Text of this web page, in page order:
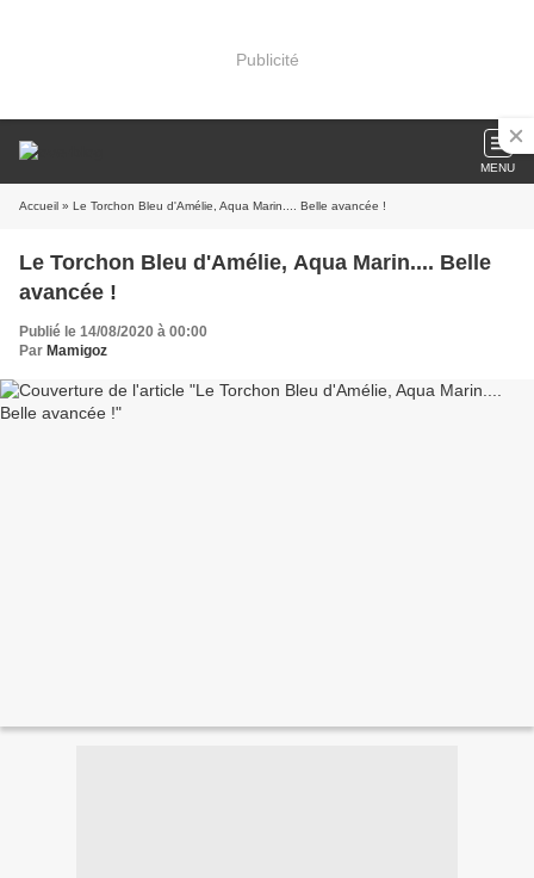
Publicité
MENU
Accueil » Le Torchon Bleu d'Amélie, Aqua Marin.... Belle avancée !
Le Torchon Bleu d'Amélie, Aqua Marin.... Belle
avancée !
Publié le 14/08/2020 à 00:00
Par Mamigoz